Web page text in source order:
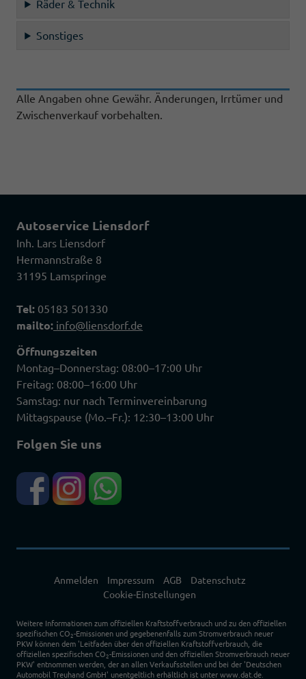
Räder & Technik
Sonstiges
Alle Angaben ohne Gewähr. Änderungen, Irrtümer und
Zwischenverkauf vorbehalten.
Autoservice Liensdorf
Inh. Lars Liensdorf
Hermannstraße 8
31195 Lamspringe
Tel: 05183 501330
mailto: info@liensdorf.de
Öffnungszeiten
Montag–Donnerstag: 08:00–17:00 Uhr
Freitag: 08:00–16:00 Uhr
Samstag: nur nach Terminvereinbarung
Mittagspause (Mo.–Fr.): 12:30–13:00 Uhr
Folgen Sie uns
Anmelden Impressum AGB
Datenschutz
Cookie-Einstellungen
Weitere Informationen zum offiziellen Kraftstoffverbrauch und zu den offiziellen
spezifischen CO2-Emissionen und gegebenenfalls zum Stromverbrauch neuer
PKW können dem 'Leitfaden über den offiziellen Kraftstoffverbrauch, die
offiziellen spezifischen CO2-Emissionen und den offiziellen Stromverbrauch neuer
PKW' entnommen werden, der an allen Verkaufsstellen und bei der 'Deutschen
Automobil Treuhand GmbH' unentgeltlich erhältlich ist unter www.dat.de.